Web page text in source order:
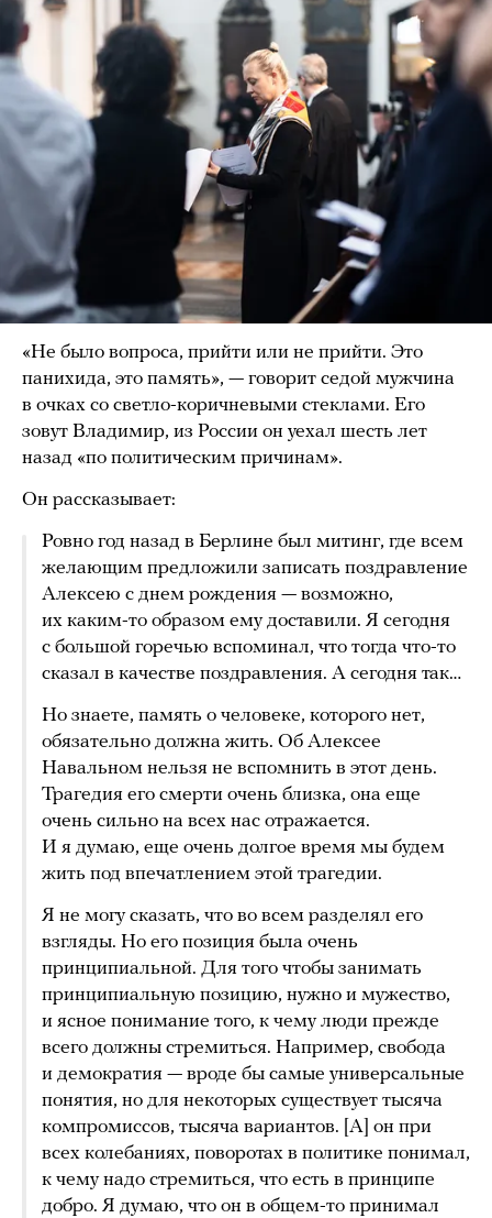
«Не было вопроса, прийти или не прийти. Это
панихида, это память», — говорит седой мужчина
в очках со светло-коричневыми стеклами. Его
зовут Владимир, из России он уехал шесть лет
назад «по политическим причинам».
Он рассказывает:
Ровно год назад в Берлине был митинг, где всем
желающим предложили записать поздравление
Алексею с днем рождения — возможно,
их каким-то образом ему доставили. Я сегодня
с большой горечью вспоминал, что тогда что-то
сказал в качестве поздравления. А сегодня так…
Но знаете, память о человеке, которого нет,
обязательно должна жить. Об Алексее
Навальном нельзя не вспомнить в этот день.
Трагедия его смерти очень близка, она еще
очень сильно на всех нас отражается.
И я думаю, еще очень долгое время мы будем
жить под впечатлением этой трагедии.
Я не могу сказать, что во всем разделял его
взгляды. Но его позиция была очень
принципиальной. Для того чтобы занимать
принципиальную позицию, нужно и мужество,
и ясное понимание того, к чему люди прежде
всего должны стремиться. Например, свобода
и демократия — вроде бы самые универсальные
понятия, но для некоторых существует тысяча
компромиссов, тысяча вариантов. [А] он при
всех колебаниях, поворотах в политике понимал,
к чему надо стремиться, что есть в принципе
добро. Я думаю, что он в общем-то принимал